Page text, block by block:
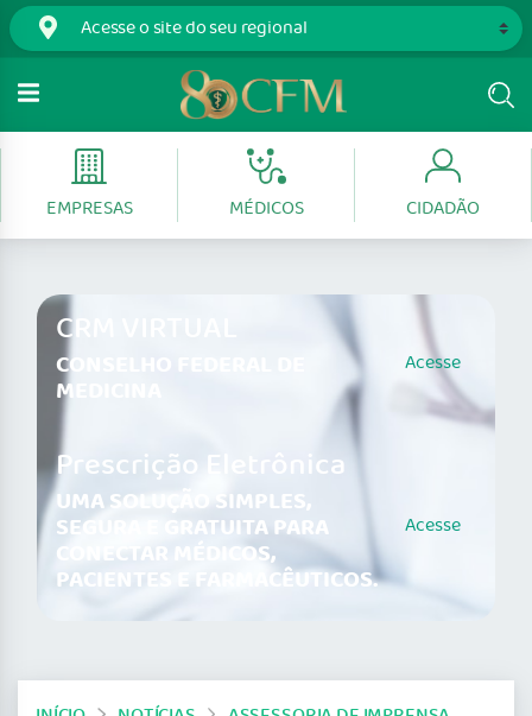
EMPRESAS MÉDICOS CIDADÃO
CRM VIRTUAL
CONSELHO FEDERAL DE
MEDICINA
Acesse
Prescrição Eletrônica
UMA SOLUÇÃO SIMPLES,
SEGURA E GRATUITA PARA
CONECTAR MÉDICOS,
PACIENTES E FARMACÊUTICOS.
Acesse